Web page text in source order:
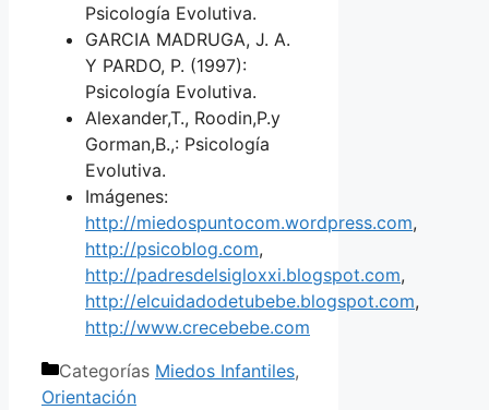
Psicología Evolutiva.
GARCIA MADRUGA, J. A.
Y PARDO, P. (1997):
Psicología Evolutiva.
Alexander,T., Roodin,P.y
Gorman,B.,: Psicología
Evolutiva.
Imágenes:
http://miedospuntocom.wordpress.com,
http://psicoblog.com,
http://padresdelsigloxxi.blogspot.com,
http://elcuidadodetubebe.blogspot.com,
http://www.crecebebe.com
Categorías Miedos Infantiles,
Orientación